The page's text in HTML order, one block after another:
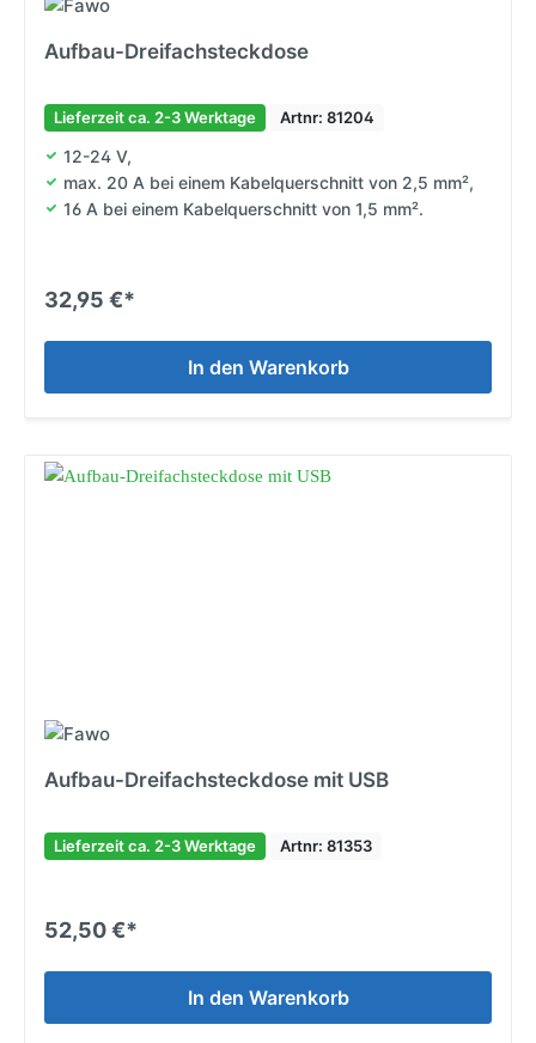
Aufbau-Dreifachsteckdose
Lieferzeit ca. 2-3 Werktage Artnr: 81204
12-24 V,
max. 20 A bei einem Kabelquerschnitt von 2,5 mm²,
16 A bei einem Kabelquerschnitt von 1,5 mm².
32,95 €*
In den Warenkorb
Aufbau-Dreifachsteckdose mit USB
Lieferzeit ca. 2-3 Werktage Artnr: 81353
52,50 €*
In den Warenkorb